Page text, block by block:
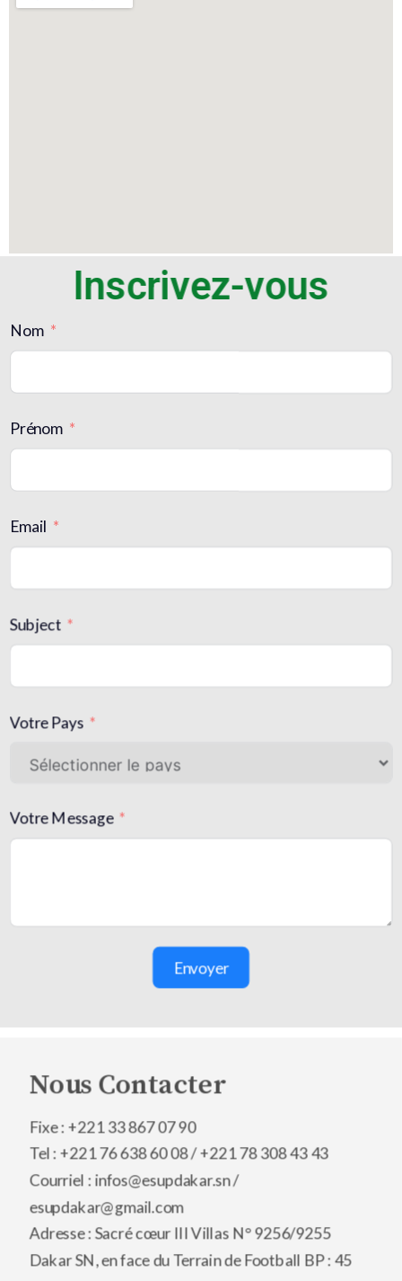
Inscrivez-vous
Nom
Prénom
Email
Subject
Votre Pays
Votre Message
Envoyer
Nous Contacter
Fixe : +221 33 867 07 90
Tel : +221 76 638 60 08 /+221 78 308 43 43
Courriel : infos@esupdakar.sn /
esupdakar@gmail.com
Adresse : Sacré cœur III Villas N° 9256/9255
Dakar SN, en face du Terrain de Football BP : 45